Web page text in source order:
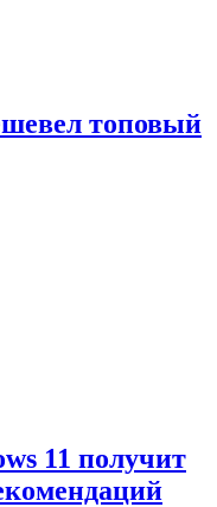
топовый
11 получит